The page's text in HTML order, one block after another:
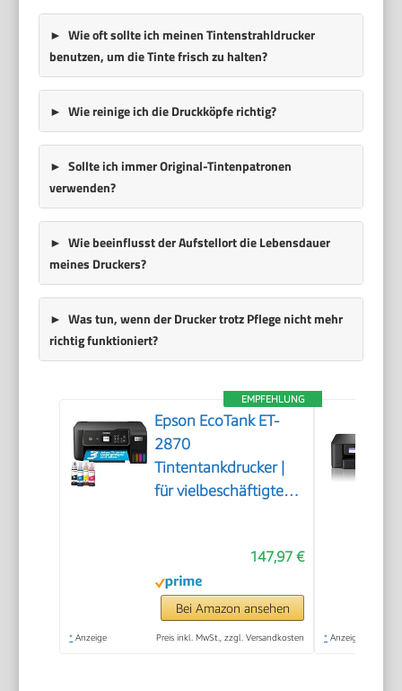
Wie oft sollte ich meinen Tintenstrahldrucker
benutzen, um die Tinte frisch zu halten?
Wie reinige ich die Druckköpfe richtig?
Sollte ich immer Original-Tintenpatronen
verwenden?
Wie beeinflusst der Aufstellort die Lebensdauer
meines Druckers?
Was tun, wenn der Drucker trotz Pflege nicht mehr
richtig funktioniert?
EMPFEHLUNG
Epson EcoTank ET-
2870
Tintentankdrucker |
für vielbeschäftigte
Kopieren, Scannen |
3.7 cm LCD-Display |
inkl. Tinte für bis zu 3
Jahre
147,97 €
Bei Amazon ansehen
* Anzeige Preis inkl. MwSt., zzgl. Versandkosten * Anzeige